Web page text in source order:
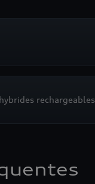
rechargeables